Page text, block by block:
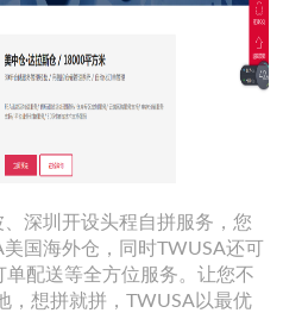
深圳开设头程自拼服务，您
国海外仓，同时TWUSA还可
配送等全方位服务。让您不
，想拼就拼，TWUSA以最优